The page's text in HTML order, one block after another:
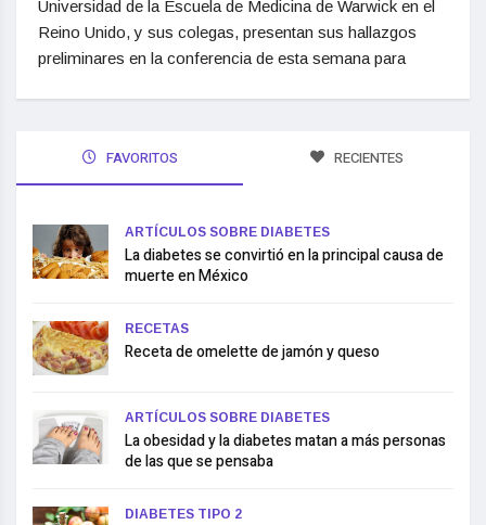
Universidad de la Escuela de Medicina de Warwick en el
Reino Unido, y sus colegas, presentan sus hallazgos
preliminares en la conferencia de esta semana para
FAVORITOS RECIENTES
ARTÍCULOS SOBRE DIABETES
La diabetes se convirtió en la principal causa de
muerte en México
RECETAS
Receta de omelette de jamón y queso
ARTÍCULOS SOBRE DIABETES
La obesidad y la diabetes matan a más personas
de las que se pensaba
DIABETES TIPO 2